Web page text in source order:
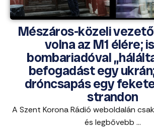
Mészáros-közeli
volna az M1 élére;
bombariadóval
befogadást egy
dróncsapás egy
strandon
A Szent Korona Rádió weboldalán
és legbővebb ...